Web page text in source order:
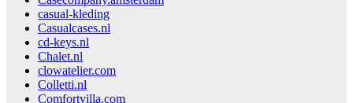
casual-kleding
Casualcases.nl
cd-keys.nl
Chalet.nl
clowatelier.com
Colletti.nl
Comfortvilla.com